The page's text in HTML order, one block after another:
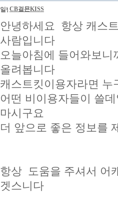
CB걸묜KISS
안녕하세요 항상 캐스
사람입니다
오늘아침에 들어와보
올려봅니다
캐스트킷이용자라면
어떤 비이용자들이 쓸
마시구요
더 앞으로 좋은 정보를
항상 도움을 주셔서 어
겟스니다